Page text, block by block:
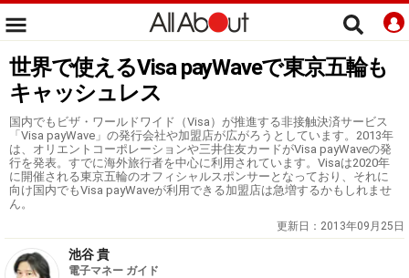
世界で使えるVisa payWaveで東京五輪も
キャッシュレス
国内でもビザ・ワールドワイド（Visa）が推進する非接触決済サービス
「Visa payWave」の発行会社や加盟店が広がろうとしています。2013年
は、オリエントコーポレーションや三井住友カードがVisa payWaveの発
行を発表。すでに海外旅行者を中心に利用されています。Visaは2020年
に開催される東京五輪のオフィシャルスポンサーとなっており、それに
向け国内でもVisa payWaveが利用できる加盟店は急増するかもしれませ
ん。
更新日： 2013年09月25日
池谷 貴
電子マネー ガイド